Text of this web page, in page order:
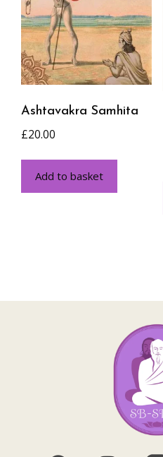
Ashtavakra Samhita
£20.00
Add to basket